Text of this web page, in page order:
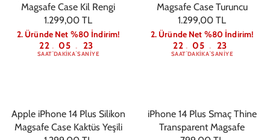
Magsafe Case Kil Rengi
1.299,00 TL
2. Üründe Net %80 İndirim!
22
SAAT: 05
DAKIKA: 22
SANIYE
Magsafe Case Turuncu
1.299,00 TL
2. Üründe Net %80 İndirim!
22
SAAT: 05
DAKIKA: 22
SANIYE
Apple iPhone 14 Plus Silikon
Magsafe Case Kaktüs Yeşili
iPhone 14 Plus Smaç Thine
Transparent Magsafe